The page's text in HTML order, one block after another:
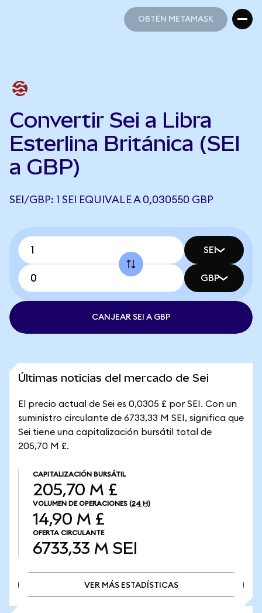
OBTÉN METAMASK
Convertir Sei a Libra
Esterlina Británica (SEI
a GBP)
SEI/GBP: 1 SEI EQUIVALE A 0,030550 GBP
SEI
GBP
CANJEAR SEI A GBP
Últimas noticias del mercado de Sei
El precio actual de Sei es 0,0305 £ por SEI. Con un
suministro circulante de 6733,33 M SEI, significa que
Sei tiene una capitalización bursátil total de
205,70 M £.
CAPITALIZACIÓN BURSÁTIL
205,70 M £
VOLUMEN DE OPERACIONES (24 H)
14,90 M £
OFERTA CIRCULANTE
6733,33 M SEI
VER MÁS ESTADÍSTICAS